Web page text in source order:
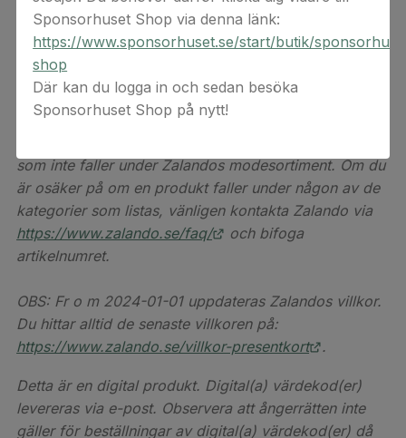
Kan endast lösas in mot Zalandos modesortiment
(gäller även på rea).*
*Se
https://www.zalando.se/faq/Rabattkoder-and-
presentkort
som inte faller under Zalandos modesortiment. Om du
är osäker på om en produkt faller under någon av de
kategorier som listas, vänligen kontakta Zalando via
https://www.zalando.se/faq/
och bifoga
artikelnumret.
OBS: Fr o m 2024-01-01 uppdateras Zalandos villkor.
Du hittar alltid de senaste villkoren på:
https://www.zalando.se/villkor-presentkort
.
Detta är en digital produkt. Digital(a) värdekod(er)
levereras via e-post. Observera att ångerrätten inte
gäller för beställningar av digital(a) värdekod(er) då
Sponsorhuset Shop via denna länk:
https://www.sponsorhuset.se/start/butik/
shop
Där kan du logga in och sedan besöka
Sponsorhuset Shop på nytt!